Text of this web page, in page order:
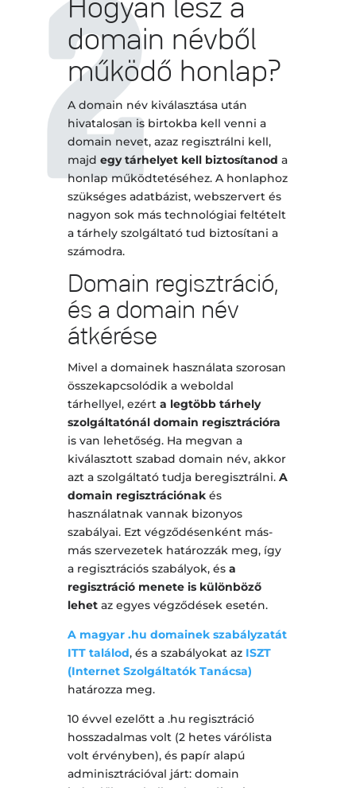
Hogyan lesz a
domain névből
működő honlap?
A domain név kiválasztása után
hivatalosan is birtokba kell venni a
domain nevet, azaz regisztrálni kell,
majd egy tárhelyet kell biztosítanod a
honlap működtetéséhez. A honlaphoz
szükséges adatbázist, webszervert és
nagyon sok más technológiai feltételt
a tárhely szolgáltató tud biztosítani a
számodra.
Domain regisztráció,
és a domain név
átkérése
Mivel a domainek használata szorosan
összekapcsolódik a weboldal
tárhellyel, ezért a legtöbb tárhely
szolgáltatónál domain regisztrációra
is van lehetőség. Ha megvan a
kiválasztott szabad domain név, akkor
azt a szolgáltató tudja beregisztrálni. A
domain regisztrációnakés
használatnak vannak bizonyos
szabályai. Ezt végződésenként más-
más szervezetek határozzák meg, így
a regisztrációs szabályok, és a
regisztráció menete is különböző
lehetaz egyes végződések esetén.
A magyar .hu domainek szabályzatát
ITT találod, és a szabályokat az ISZT
(Internet Szolgáltatók Tanácsa)
határozza meg.
10 évvel ezelőtt a .hu regisztráció
hosszadalmas volt (2 hetes várólista
volt érvényben), és papír alapú
adminisztrációval járt: domain